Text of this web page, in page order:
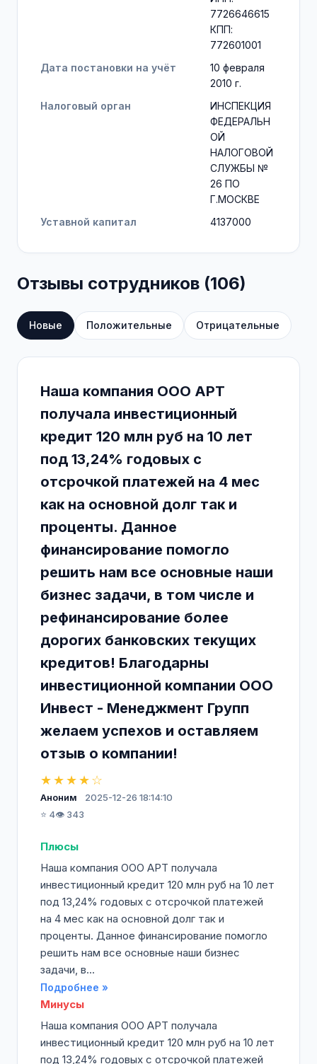
7726646615
КПП:
772601001
Дата постановки на учёт
10 февраля
2010 г.
Налоговый орган
ИНСПЕКЦИЯ
ФЕДЕРАЛЬН
ОЙ
НАЛОГОВОЙ
СЛУЖБЫ №
26 ПО
Г.МОСКВЕ
Уставной капитал
4137000
Отзывы сотрудников (106)
Новые Положительные Отрицательные
Наша компания ООО АРТ
получала инвестиционный
кредит 120 млн руб на 10 лет
под 13,24% годовых с
отсрочкой платежей на 4 мес
как на основной долг так и
проценты. Данное
финансирование помогло
решить нам все основные наши
бизнес задачи, в том числе и
рефинансирование более
дорогих банковских текущих
кредитов! Благодарны
инвестиционной компании ООО
Инвест - Менеджмент Групп
желаем успехов и оставляем
отзыв о компании!
★★★★☆
Аноним
2025-12-26 18:14:10
⭐ 4👁️ 343
Плюсы
Наша компания ООО АРТ получала
инвестиционный кредит 120 млн руб на 10 лет
под 13,24% годовых с отсрочкой платежей
на 4 мес как на основной долг так и
проценты. Данное финансирование помогло
решить нам все основные наши бизнес
задачи, в...
Подробнее »
Минусы
Наша компания ООО АРТ получала
инвестиционный кредит 120 млн руб на 10 лет
под 13,24% годовых с отсрочкой платежей